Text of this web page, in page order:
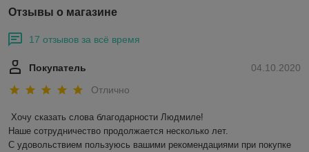
Отзывы о магазине
17 отзывов за всё время
04.10.2020
Покупатель
Отлично
Хочу сказать слова благодарности Людмиле!
Наше сотрудничество продолжается несколько лет.
С удовольствием пользуюсь вашими рекомендациями при покупке